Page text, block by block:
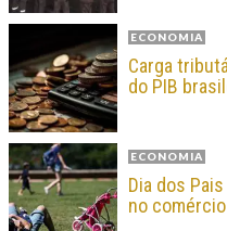
ECONOMIA
Carga
do PIB
ECONOMIA
Dia dos
no